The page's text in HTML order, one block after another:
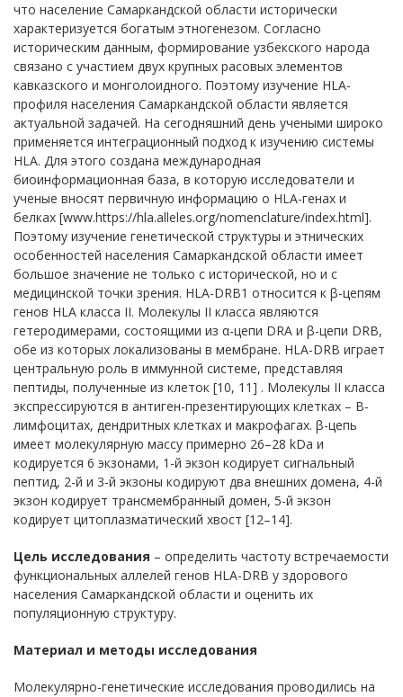
что население Самаркандской области исторически
характеризуется богатым этногенезом. Согласно
историческим данным, формирование узбекского народа
связано с участием двух крупных расовых элементов
кавказского и монголоидного. Поэтому изучение HLA-
профиля населения Самаркандской области является
актуальной задачей. На сегодняшний день учеными широко
применяется интеграционный подход к изучению системы
HLA. Для этого создана международная
биоинформационная база, в которую исследователи и
ученые вносят первичную информацию о HLA-генах и
белках [www.https://hla.alleles.org/nomenclature/index.html].
Поэтому изучение генетической структуры и этнических
особенностей населения Самаркандской области имеет
большое значение не только с исторической, но и с
медицинской точки зрения. HLA-DRB1 относится к β-цепям
генов HLA класса II. Молекулы II класса являются
гетеродимерами, состоящими из α-цепи DRA и β-цепи DRB,
обе из которых локализованы в мембране. HLA-DRB играет
центральную роль в иммунной системе, представляя
пептиды, полученные из клеток [10, 11] . Молекулы II класса
экспрессируются в антиген-презентирующих клетках – B-
лимфоцитах, дендритных клетках и макрофагах. β-цепь
имеет молекулярную массу примерно 26–28 kDa и
кодируется 6 экзонами, 1-й экзон кодирует сигнальный
пептид, 2-й и 3-й экзоны кодируют два внешних домена, 4-й
экзон кодирует трансмембранный домен, 5-й экзон
кодирует цитоплазматический хвост [12–14].
Цель исследования – определить частоту встречаемости
функциональных аллелей генов HLA-DRB у здорового
населения Самаркандской области и оценить их
популяционную структуру.
Материал и методы исследования
Молекулярно-генетические исследования проводились на